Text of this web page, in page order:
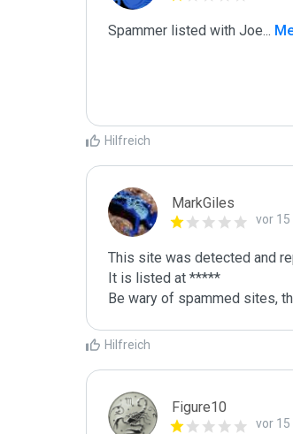
Spammer listed with Joe...
Hilfreich
MarkGiles
vor
This site was detected and
It is listed at *****
Be wary of spammed sites,
Hilfreich
Figure10
vor